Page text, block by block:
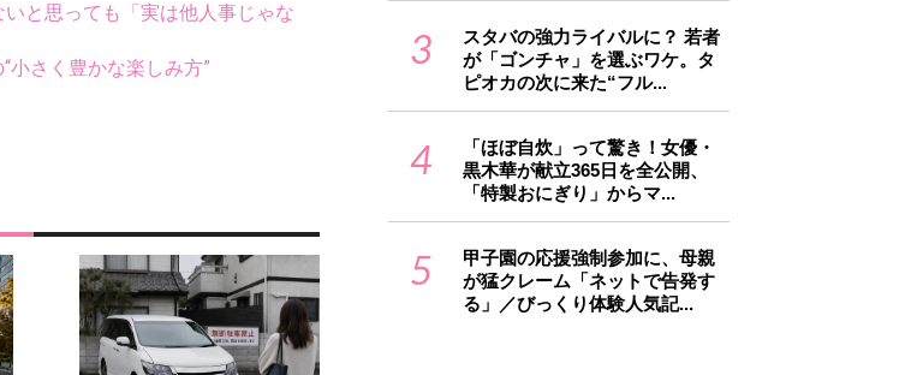
と思っても「実は他人事じゃな
さく豊かな楽しみ方”
3
スタバの強力ライバルに？ 若者
が「ゴンチャ」を選ぶワケ。タ
ピオカの次に来た“フル...
4
「ほぼ自炊」って驚き！女優・
黒木華が献立365日を全公開、
「特製おにぎり」からマ...
5
甲子園の応援強制参加に、母親
が猛クレーム「ネットで告発す
る」／びっくり体験人気記...